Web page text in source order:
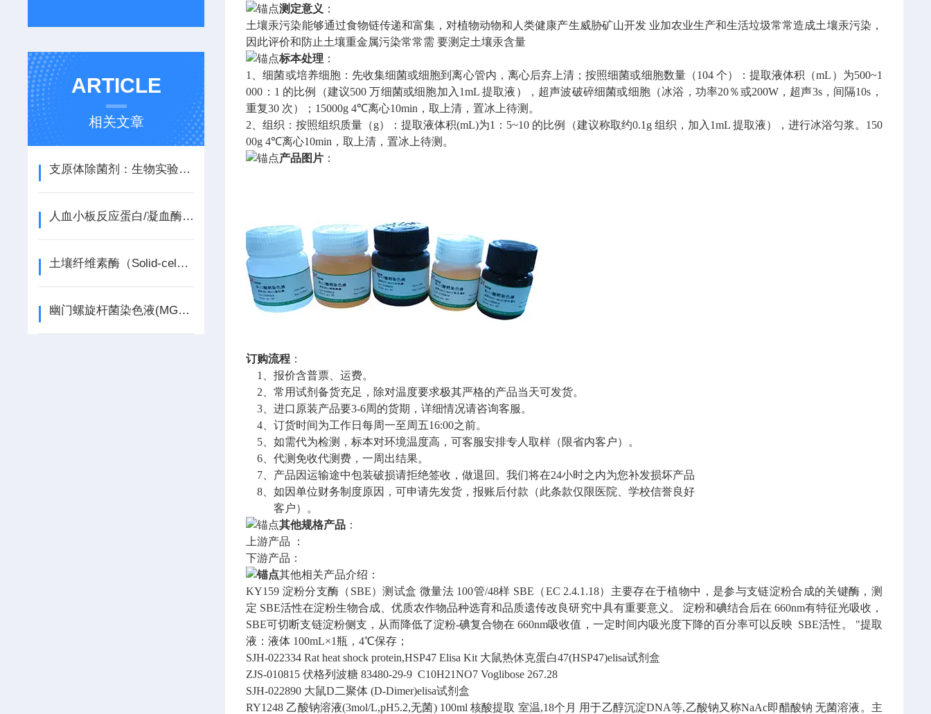
测定意义 ：
土壤汞污染能够通过食物链传递和富集，对植物动物和人类健康产生威胁矿山开发 业加农业生产和生活垃圾常常造成土壤汞污染，
因此评价和防止土壤重金属污染常常需 要测定土壤汞含量
标本处理 ：
1、细菌或培养细胞：先收集细菌或细胞到离心管内，离心后弃上清；按照细菌或细胞数量（104 个）：提取液体积（mL）为500~1
000：1 的比例（建议500 万细菌或细胞加入1mL 提取液），超声波破碎细菌或细胞（冰浴，功率20％或200W，超声3s，间隔10s，
重复30 次）；15000g 4℃离心10min，取上清，置冰上待测。
2、组织：按照组织质量（g）：提取液体积(mL)为1：5~10 的比例（建议称取约0.1g 组织，加入1mL 提取液），进行冰浴匀浆。150
00g 4℃离心10min，取上清，置冰上待测。
产品图片 ：
订购流程 ：
1、报价含普票、运费。
2、常用试剂备货充足，除对温度要求极其严格的产品当天可发货。
3、进口原装产品要3-6周的货期，详细情况请咨询客服。
4、订货时间为工作日每周一至周五16:00之前。
5、如需代为检测，标本对环境温度高，可客服安排专人取样（限省内客户）。
6、代测免收代测费，一周出结果。
7、产品因运输途中包装破损请拒绝签收，做退回。我们将在24小时之内为您补发损坏产品
8、如因单位财务制度原因，可申请先发货，报账后付款（此条款仅限医院、学校信誉良好
客户）。
其他规格产品 ：
上游产品 ：
下游产品：
其他相关产品介绍：
KY159 淀粉分支酶（SBE）测试盒 微量法 100管/48样 SBE（EC 2.4.1.18）主要存在于植物中，是参与支链淀粉合成的关键酶，测
定 SBE活性在淀粉生物合成、优质农作物品种选育和品质遗传改良研究中具有重要意义。
淀粉和碘结合后在 660nm有特征光吸收，
SBE可切断支链淀粉侧支，从而降低了淀粉-碘复合物在 660nm吸收值，一定时间内吸光度下降的百分率可以反映 SBE活性。
"提取
液：液体 100mL×1瓶，4℃保存；
SJH-022334 Rat heat shock protein,HSP47 Elisa Kit 大鼠热休克蛋白47(HSP47)elisa试剂盒
ZJS-010815 伏格列波糖 83480-29-9 C10H21NO7 Voglibose 267.28
SJH-022890 大鼠D二聚体 (D-Dimer)elisa试剂盒
RY1248 乙酸钠溶液(3mol/L,pH5.2,无菌) 100ml 核酸提取 室温,18个月 用于乙醇沉淀DNA等,乙酸钠又称NaAc即醋酸钠 无菌溶液。主
ARTICLE
相关文章
支原体除菌剂：生物实验与生产的守护者
人血小板反应蛋白/凝血酶敏感蛋白1（TSP-1）ELISA检测试剂盒
土壤纤维素酶（Solid-celse，S-CL）活性测定试剂盒说明书
幽门螺旋杆菌染色液(MGG法)产品介绍